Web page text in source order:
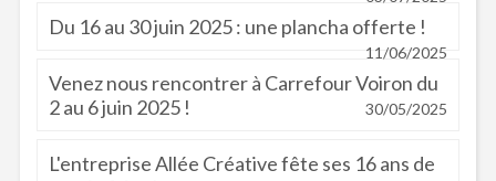
Du 16 au 30 juin 2025 : une plancha offerte !
11/06/2025
Venez nous rencontrer à Carrefour Voiron du
2 au 6 juin 2025 !
30/05/2025
L'entreprise Allée Créative fête ses 16 ans de